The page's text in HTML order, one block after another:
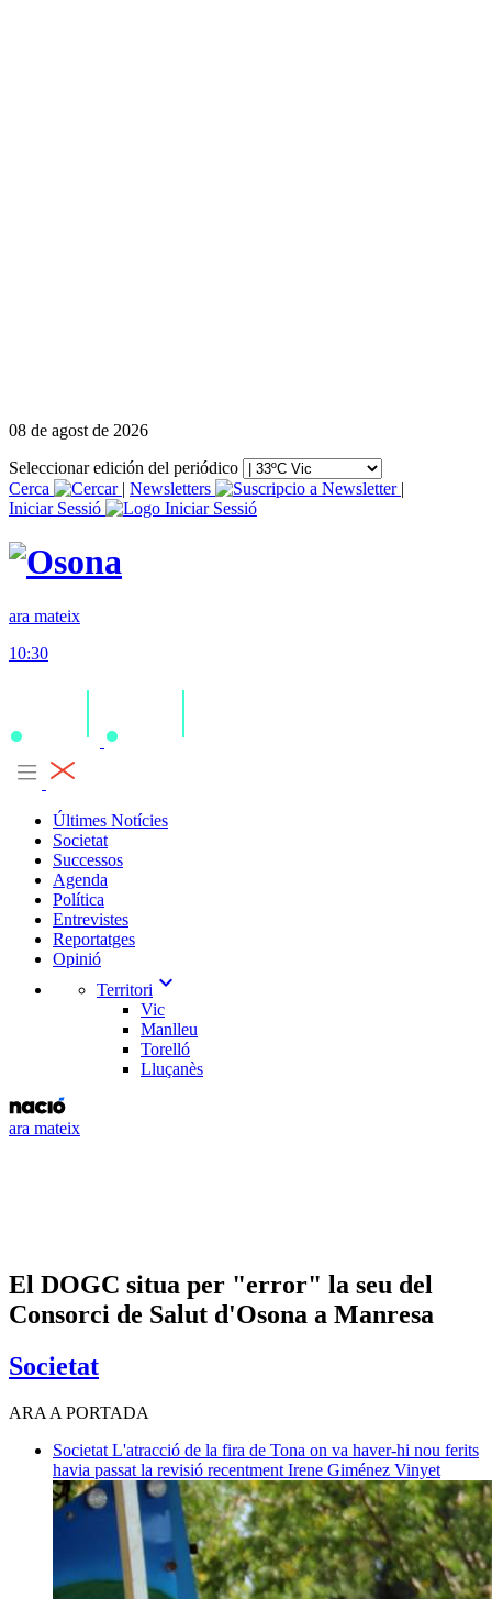
08 de agost de 2026
Seleccionar edición del periódico
Cerca
| Newsletters
|
Iniciar Sessió
ara mateix
10:30
Últimes Notícies
Societat
Successos
Agenda
Política
Entrevistes
Reportatges
Opinió
Territori expand_more
Vic
Manlleu
Torelló
Lluçanès
ara mateix
El DOGC situa per "error" la seu del
Consorci de Salut d'Osona a Manresa
Societat
ARA A PORTADA
Societat L'atracció de la fira de Tona on va haver-hi nou ferits
havia passat la revisió recentment Irene Giménez Vinyet